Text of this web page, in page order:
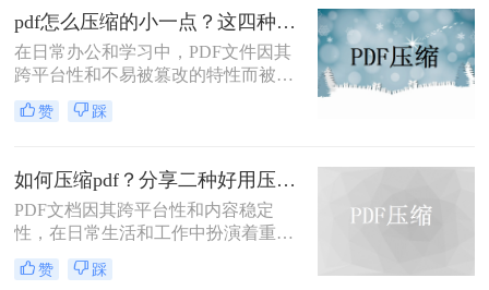
有效的PDF压缩方法。
pdf怎么压缩的小一点？这四种压缩方法了解一下
在日常办公和学习中，PDF文件因其
跨平台性和不易被篡改的特性而被广
泛使用。然而，有时PDF文件过大，
会给传输和存储带来不便。那么pdf怎
将PDF压缩得更小的方法。
赞 踩
如何压缩pdf？分享二种好用压缩方法！
PDF文档因其跨平台性和内容稳定
性，在日常生活和工作中扮演着重要
角色。然而，有时PDF文件过大，会
影响传输速度或占用过多存储空间。
赞 踩